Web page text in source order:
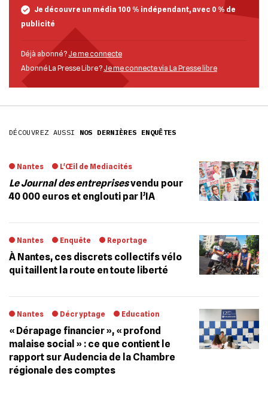
Je découvre un média 100 % indépendant, avec 0 % de
publicité
Déjà abonné ? Je me connecte
Abonné La Presse Libre ? Je me connecte via La Presse libre
DÉCOUVREZ AUSSI NOS DERNIÈRES ENQUÊTES
Nantes L'Œil de Mediacités
Le Journal des entreprisesvendu pour
40 000 euros et englouti par l’IA
Nantes Enquête Reportage
À Nantes, ces discrets collectifs vélo
qui taillent la route en toute liberté
Nantes Décryptage Education
« Dérapage financier », « profond
malaise social » : ce que contient le
rapport sur Audencia de la Chambre
régionale des comptes